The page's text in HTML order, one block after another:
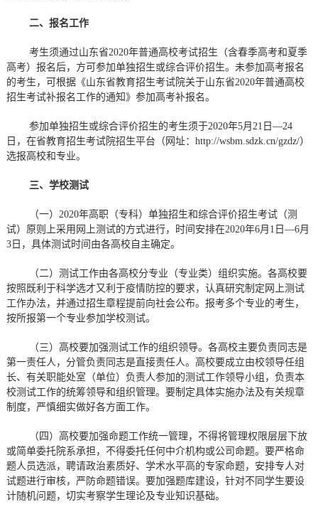
二、报名工作
考生须通过山东省2020年普通高校考试招生（含春季高考和夏季
高考）报名后，方可参加单独招生或综合评价招生。未参加高考报名
的考生，可根据《山东省教育招生考试院关于山东省2020年普通高校
招生考试补报名工作的通知》参加高考补报名。
参加单独招生或综合评价招生的考生须于2020年5月21日—24
日，在省教育招生考试院招生平台（网址：http://wsbm.sdzk.cn/gzdz/）
选报高校和专业。
三、学校测试
（一）2020年高职（专科）单独招生和综合评价招生考试（测
试）原则上采用网上测试的方式进行，时间安排在2020年6月1日—6月
3日，具体测试时间由各高校自主确定。
（二）测试工作由各高校分专业（专业类）组织实施。各高校要
按照既利于科学选才又利于疫情防控的要求，认真研究制定网上测试
工作办法，并通过招生章程提前向社会公布。报考多个专业的考生，
按所报第一个专业参加学校测试。
（三）高校要加强测试工作的组织领导。各高校主要负责同志是
第一责任人，分管负责同志是直接责任人。高校要成立由校领导任组
长、有关职能处室（单位）负责人参加的测试工作领导小组，负责本
校测试工作的统筹领导和组织管理。要制定具体实施办法及有关规章
制度，严慎细实做好各方面工作。
（四）高校要加强命题工作统一管理，不得将管理权限层层下放
或简单委托院系承担，不得委托任何中介机构或公司命题。要严格命
题人员选派，聘请政治素质好、学术水平高的专家命题，安排专人对
试题进行审核，严防命题错误。要加强题库建设，针对不同学生要设
计随机问题，切实考察学生理论及专业知识基础。